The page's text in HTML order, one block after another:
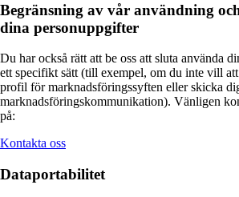
Begränsning av vår användning
dina personuppgifter
Du har också rätt att be oss att sluta använda
ett specifikt sätt (till exempel, om du inte vill
profil för marknadsföringssyften eller skicka
marknadsföringskommunikation). Vänligen
på:
Kontakta oss
Dataportabilitet